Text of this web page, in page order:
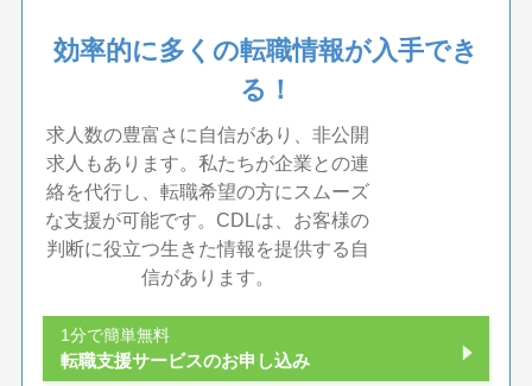
効率的に多くの転職情報が入手でき
る！
求人数の豊富さに自信があり、非公開
求人もあります。私たちが企業との連
絡を代行し、転職希望の方にスムーズ
な支援が可能です。CDLは、お客様の
判断に役立つ生きた情報を提供する自
信があります。
1分で簡単無料
転職支援サービスのお申し込み